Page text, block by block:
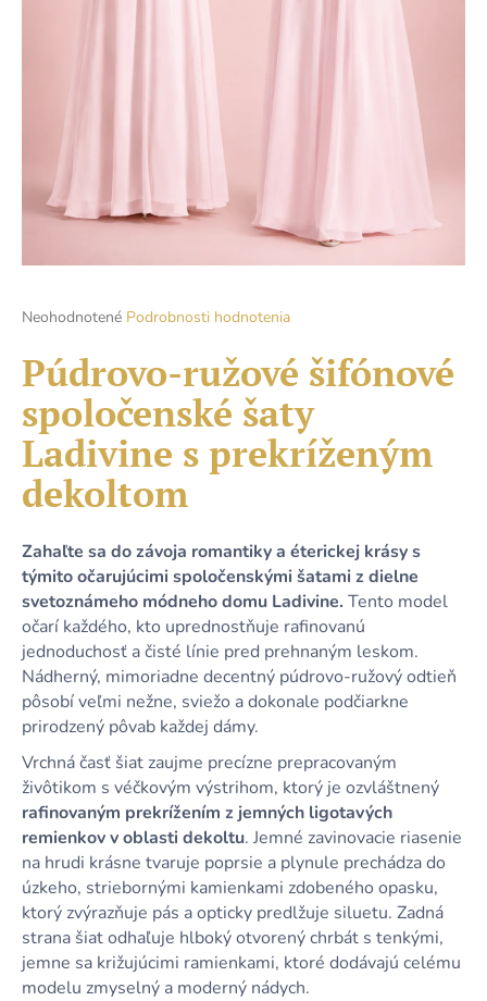
Priemerné
produktu
je
z
5
hviezdičiek.
Neohodnotené Podrobnosti hodnotenia
Púdrovo-ružové šifónové
spoločenské šaty
Ladivine s prekríženým
dekoltom
Zahaľte sa do závoja romantiky a éterickej krásy s
týmito očarujúcimi spoločenskými šatami z dielne
svetoznámeho módneho domu Ladivine. Tento model
očarí každého, kto uprednostňuje rafinovanú
jednoduchosť a čisté línie pred prehnaným leskom.
Nádherný, mimoriadne decentný púdrovo-ružový odtieň
pôsobí veľmi nežne, sviežo a dokonale podčiarkne
prirodzený pôvab každej dámy.
Vrchná časť šiat zaujme precízne prepracovaným
živôtikom s véčkovým výstrihom, ktorý je ozvláštnený
rafinovaným prekrížením z jemných ligotavých
remienkov v oblasti dekoltu. Jemné zavinovacie riasenie
na hrudi krásne tvaruje poprsie a plynule prechádza do
úzkeho, striebornými kamienkami zdobeného opasku,
ktorý zvýrazňuje pás a opticky predlžuje siluetu. Zadná
strana šiat odhaľuje hlboký otvorený chrbát s tenkými,
jemne sa križujúcimi ramienkami, ktoré dodávajú celému
modelu zmyselný a moderný nádych.
d
p
o
r
ú
č
a
m
e
DLHÉ
ČIERNE
TRBLIETAVÉ
TYLOVÉ
ŠATY
S
PREKLADANÝM
DEKOLTOM
A
VIAZANÍM
64,90
€